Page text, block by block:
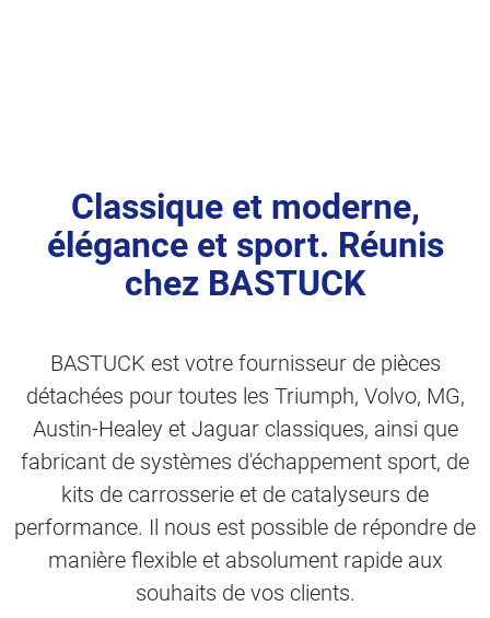
Classique et moderne,
élégance et sport. Réunis
chez BASTUCK
BASTUCK est votre fournisseur de pièces
détachées pour toutes les Triumph, Volvo, MG,
Austin-Healey et Jaguar classiques, ainsi que
fabricant de systèmes d'échappement sport, de
kits de carrosserie et de catalyseurs de
performance. Il nous est possible de répondre de
manière flexible et absolument rapide aux
souhaits de vos clients.